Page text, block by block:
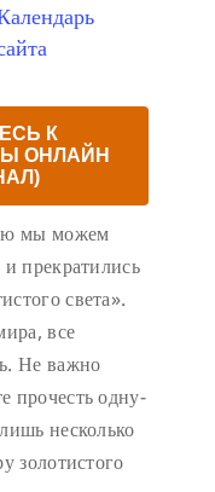
К
ОНЛАЙН
мы можем
прекратились
света».
все
Не важно
прочесть одну-
несколько
золотистого